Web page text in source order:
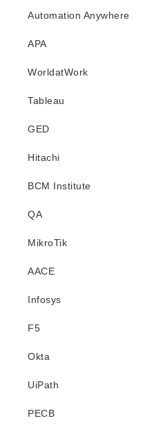
Automation Anywhere
APA
WorldatWork
Tableau
GED
Hitachi
BCM Institute
QA
MikroTik
AACE
Infosys
F5
Okta
UiPath
PECB